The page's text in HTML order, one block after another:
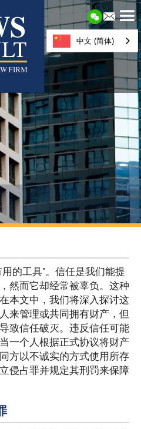
的工具"。信任是我们能提
然而它却经常被辜负。这种
本文中，我们将深入探讨这
来管理或共同拥有财产，但
致信任破灭。违反信任可能
一个人根据正式协议将财产
方以不诚实的方式使用所存
侵占罪并规定其刑罚来保障
中文 (简体)